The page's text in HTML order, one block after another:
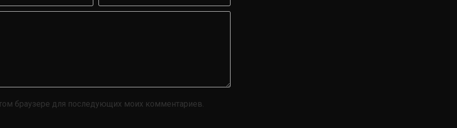
браузере для последующих моих комментариев.